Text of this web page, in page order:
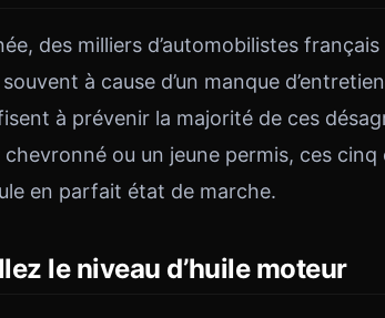
des milliers d’automobilistes
à cause d’un manque
à prévenir la majorité de ces
ou un jeune permis, ces
en parfait état de marche.
le niveau d’huile moteur